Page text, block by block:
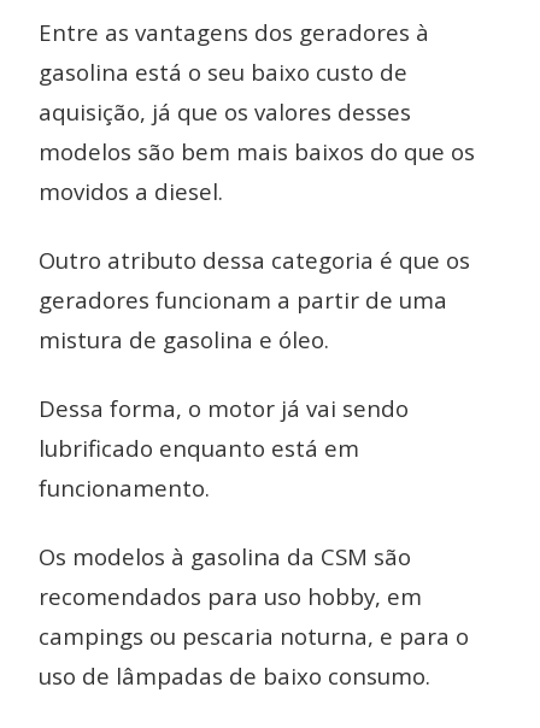
Entre as vantagens dos geradores à
gasolina está o seu baixo custo de
aquisição, já que os valores desses
modelos são bem mais baixos do que os
movidos a diesel.
Outro atributo dessa categoria é que os
geradores funcionam a partir de uma
mistura de gasolina e óleo.
Dessa forma, o motor já vai sendo
lubrificado enquanto está em
funcionamento.
Os modelos à gasolina da CSM são
recomendados para uso hobby, em
campings ou pescaria noturna, e para o
uso de lâmpadas de baixo consumo.